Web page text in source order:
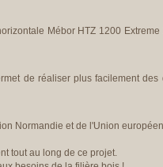
Mébor HTZ 1200
de réaliser plus facilement
Normandie et de l'Union
tout au long de ce projet.